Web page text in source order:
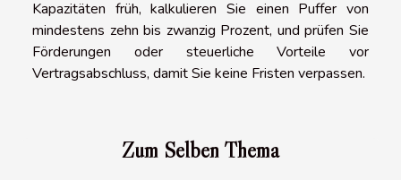
Kapazitäten früh, kalkulieren Sie einen Puffer von
mindestens zehn bis zwanzig Prozent, und prüfen Sie
Förderungen oder steuerliche Vorteile vor
Vertragsabschluss, damit Sie keine Fristen verpassen.
Zum Selben Thema